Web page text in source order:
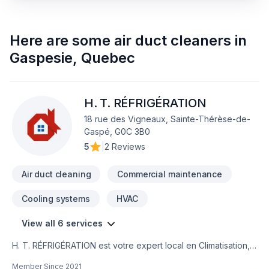
Here are some air duct cleaners in
Gaspesie, Quebec
H. T. RÉFRIGÉRATION
18 rue des Vigneaux, Sainte-Thérèse-de-
Gaspé, G0C 3B0
5
2 Reviews
Air duct cleaning Commercial maintenance
Cooling systems HVAC
View all 6 services
H. T. RÉFRIGÉRATION est votre expert local en Climatisation,
Member Since 2021